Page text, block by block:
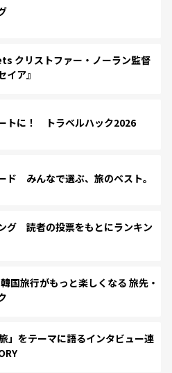
クリストファー・ノーラン監督
イア』
トに！ トラベルハック2026
ド みんなで選ぶ、旅のベスト。
グ 読者の投票をもとにランキン
旅行がもっと楽しくなる 旅先・
」をテーマに語るインタビュー連